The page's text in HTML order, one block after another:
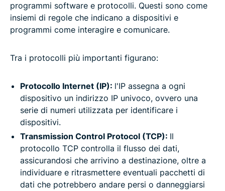
programmi software e protocolli. Questi sono come
insiemi di regole che indicano a dispositivi e
programmi come interagire e comunicare.
Tra i protocolli più importanti figurano:
Protocollo Internet (IP): l'IP assegna a ogni
dispositivo un indirizzo IP univoco, ovvero una
serie di numeri utilizzata per identificare i
dispositivi.
Transmission Control Protocol (TCP): Il
protocollo TCP controlla il flusso dei dati,
assicurandosi che arrivino a destinazione, oltre a
individuare e ritrasmettere eventuali pacchetti di
dati che potrebbero andare persi o danneggiarsi